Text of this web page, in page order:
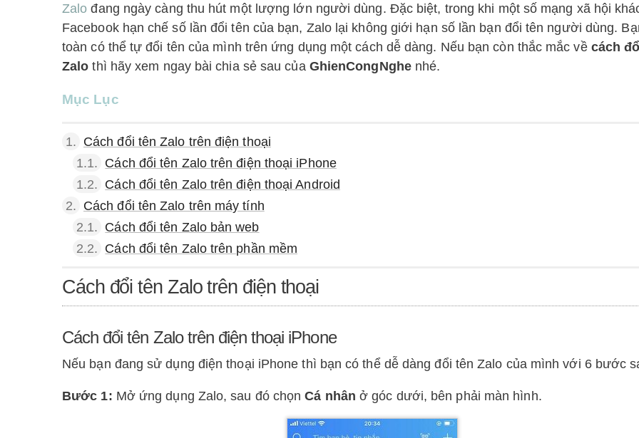
Zalo đang ngày càng thu hút một lượng lớn người dùng. Đặc biệt, trong khi một số mạng xã hội
Facebook hạn chế số lần đổi tên của bạn, Zalo lại không giới hạn số lần bạn đổi tên người dùng.
toàn có thể tự đổi tên của mình trên ứng dụng một cách dễ dàng. Nếu bạn còn thắc mắc về cách
Zalo thì hãy xem ngay bài chia sẻ sau của GhienCongNghe nhé.
Mục Lục
1. Cách đổi tên Zalo trên điện thoại
1.1. Cách đổi tên Zalo trên điện thoại iPhone
1.2. Cách đổi tên Zalo trên điện thoại Android
2. Cách đổi tên Zalo trên máy tính
2.1. Cách đổi tên Zalo bản web
2.2. Cách đổi tên Zalo trên phần mềm
Cách đổi tên Zalo trên điện thoại
Cách đổi tên Zalo trên điện thoại iPhone
Nếu bạn đang sử dụng điện thoại iPhone thì bạn có thể dễ dàng đổi tên Zalo của mình với 6 bước
Bước 1: Mở ứng dụng Zalo, sau đó chọnCá nhân ở góc dưới, bên phải màn hình.